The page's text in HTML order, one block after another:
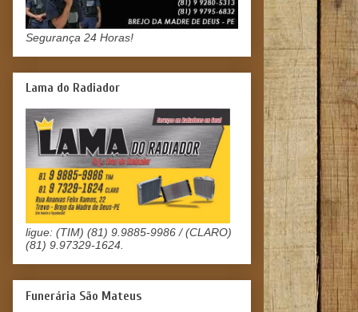
Segurança 24 Horas!
Lama do Radiador
ligue: (TIM) (81) 9.9885-9986 / (CLARO)
(81) 9.97329-1624.
Funerária São Mateus